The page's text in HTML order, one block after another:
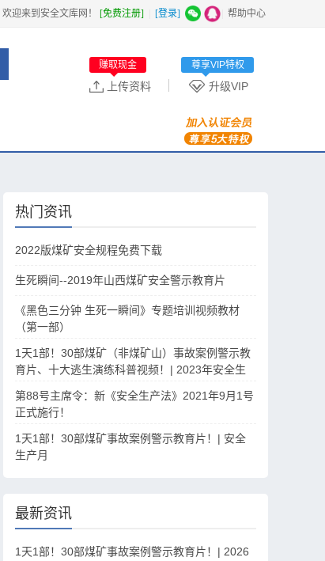
欢迎来到安全文库网！ [免费注册] [登录] 帮助中心
升级VIP
尊享VIP特权
上传资料
赚取现金
热门资讯
2022版煤矿安全规程免费下载
生死瞬间--2019年山西煤矿安全警示教育片
《黑色三分钟 生死一瞬间》专题培训视频教材
（第一部）
1天1部！30部煤矿（非煤矿山）事故案例警示教
育片、十大逃生演练科普视频！| 2023年安全生
第88号主席令：新《安全生产法》2021年9月1号
正式施行！
1天1部！30部煤矿事故案例警示教育片！| 安全
生产月
最新资讯
1天1部！30部煤矿事故案例警示教育片！| 2026